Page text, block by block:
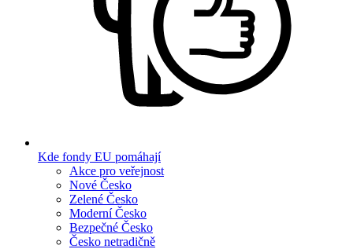
Kde fondy EU pomáhají
Akce pro veřejnost
Nové Česko
Zelené Česko
Moderní Česko
Bezpečné Česko
Česko netradičně